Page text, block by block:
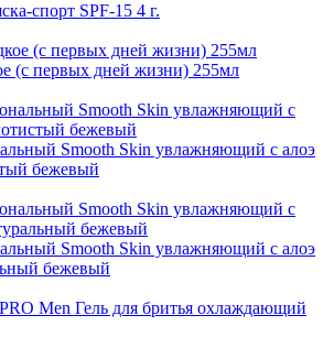
спорт SPF-15 4 г.
(c первых дней жизни) 255мл
Smooth Skin увлажняющий с алоэ
бежевый
Smooth Skin увлажняющий с алоэ
бежевый